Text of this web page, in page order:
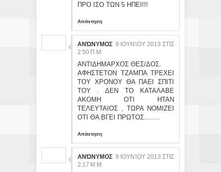
ΠΡΟ ΙΣΟ ΤΩΝ 5 ΗΠΕΙ!!!
Απάντηση
ΑΝΏΝΥΜΟΣ 9 ΙΟΥΝΊΟΥ 2013 ΣΤΙΣ
2:50 Π.Μ.
ΑΝΤΙΔΗΜΑΡΧΟΣ ΘΕΣ/ΔΟΣ.
ΑΦΗΣΤΕΤΟΝ ΤΖΑΜΠΑ ΤΡΕΧΕΙ
ΤΟΥ ΧΡΟΝΟΥ ΘΑ ΠΑΕΙ ΣΠΙΤΙ
ΤΟΥ . ΔΕΝ ΤΟ ΚΑΤΑΛΑΒΕ
ΑΚΟΜΗ ΟΤΙ ΗΤΑΝ
ΤΕΛΕΥΤΑΙΟΣ , ΤΩΡΑ ΝΟΜΙΖΕΙ
ΟΤΙ ΘΑ ΒΓΕΙ ΠΡΩΤΟΣ........
Απάντηση
ΑΝΏΝΥΜΟΣ 9 ΙΟΥΝΊΟΥ 2013 ΣΤΙΣ
2:17 Μ.Μ.